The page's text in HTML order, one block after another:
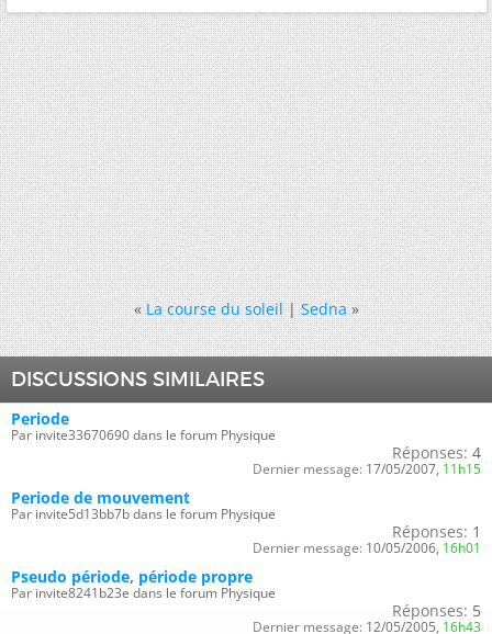
« La course du soleil|Sedna »
DISCUSSIONS SIMILAIRES
Periode
Par invite33670690 dans le forum Physique
Réponses: 4
Dernier message: 17/05/2007, 11h15
Periode de mouvement
Par invite5d13bb7b dans le forum Physique
Réponses: 1
Dernier message: 10/05/2006, 16h01
Pseudo période, période propre
Par invite8241b23e dans le forum Physique
Réponses: 5
Dernier message: 12/05/2005, 16h43